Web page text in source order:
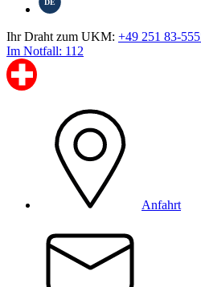
DE
Ihr Draht zum UKM: +49 251 83-
Im Notfall: 112
Anfahrt